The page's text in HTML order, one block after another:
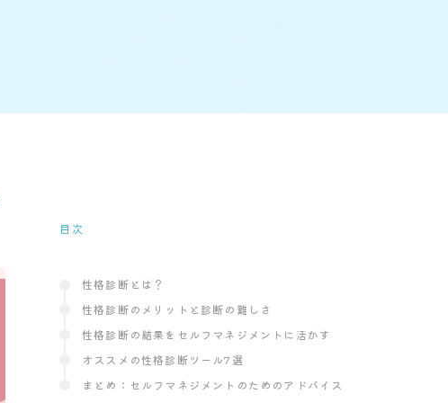
目次
性格診断とは？
性格診断のメリットと診断の難しさ
性格診断の結果をセルフマネジメントに活かす
オススメの性格診断ツール7選
まとめ：セルフマネジメントのためのアドバイス